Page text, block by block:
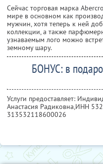
Сейчас торговая марка
мире в основном как
мужчин, хотя теперь к ней
коллекции, а также
узнаваемым лого можно
земному шару.
БОНУС: в
Услуги предоставляет:
Анастасия Радиковна,ИНН
313532118600026